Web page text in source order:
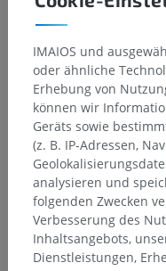
IMAIOS und
oder ähnliche
Erhebung von
können wir
Geräts sowie
(z. B. IP-Adressen,
analysieren und
folgenden Zwecken
Verbesserung des
Inhaltsangebots,
Dienstleistungen,